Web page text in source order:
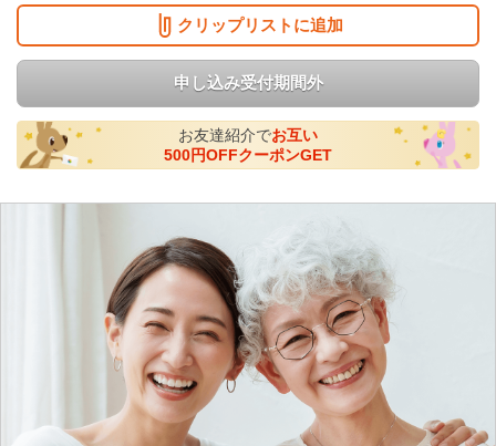
クリップリストに追加
申し込み受付期間外
お友達紹介でお互い
500円OFFクーポンGET